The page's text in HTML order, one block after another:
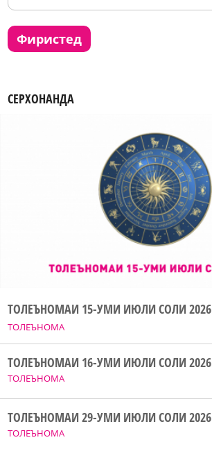
фиристед
СЕРХОНАНДА
ТОЛЕЪНОМА
ТОЛЕЪНОМАИ 15-УМИ ИЮЛИ СОЛИ 2026
ТОЛЕЪНОМА
ТОЛЕЪНОМАИ 16-УМИ ИЮЛИ СОЛИ 2026
ТОЛЕЪНОМА
ТОЛЕЪНОМАИ 29-УМИ ИЮЛИ СОЛИ 2026